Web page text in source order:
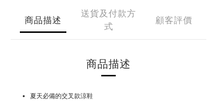
商品描述
送貨及付款方
式
顧客評價
商品描述
夏天必備的交叉款涼鞋